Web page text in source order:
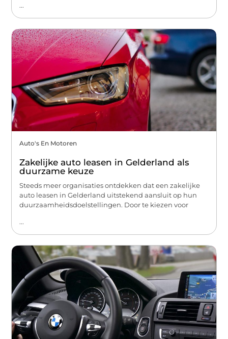
...
Auto's En Motoren
Zakelijke auto leasen in Gelderland als
duurzame keuze
Steeds meer organisaties ontdekken dat een zakelijke
auto leasen in Gelderland uitstekend aansluit op hun
duurzaamheidsdoelstellingen. Door te kiezen voor
...